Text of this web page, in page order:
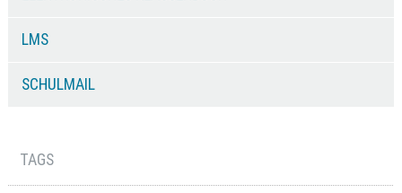
LMS
SCHULMAIL
TAGS